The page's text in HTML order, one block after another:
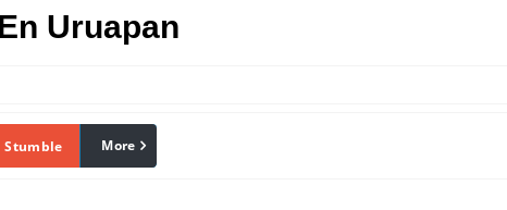
Uruapan
Stumble linkedin
More